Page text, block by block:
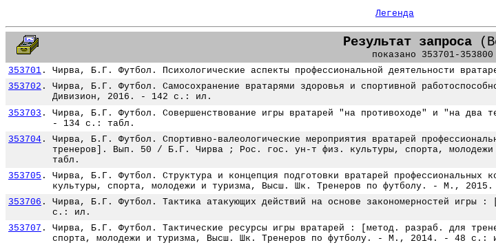
Легенда
Результат запроса
показано 353701-
353701 . Чирва, Б.Г. Футбол. Психологические аспекты профессиональной деятельности
353702 .
Чирва, Б.Г. Футбол. Самосохранение вратарями здоровья и спортивной
Дивизион, 2016. - 142 с.: ил.
353703 .
Чирва, Б.Г. Футбол. Совершенствование игры вратарей "на противоходе" и "на
- 134 с.: табл.
353704 .
Чирва, Б.Г. Футбол. Спортивно-валеологические мероприятия вратарей
тренеров]. Вып. 50 / Б.Г. Чирва ; Рос. гос. ун-т физ. культуры, спорта,
табл.
353705 .
Чирва, Б.Г. Футбол. Структура и концепция подготовки вратарей
культуры, спорта, молодежи и туризма, Высш. Шк. Тренеров по футболу. - М.,
353706 .
Чирва, Б.Г. Футбол. Тактика атакующих действий на основе закономерностей
с.: ил.
353707 .
Чирва, Б.Г. Футбол. Тактические ресурсы игры вратарей : [метод. разраб. для
спорта, молодежи и туризма, Высш. Шк. Тренеров по футболу. - М., 2014. - 48 с.: